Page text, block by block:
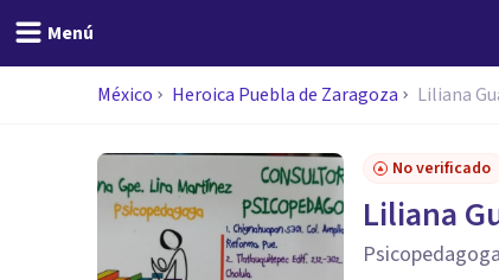
Menú
México Heroica Puebla de Zaragoza Liliana
No verificado
Liliana